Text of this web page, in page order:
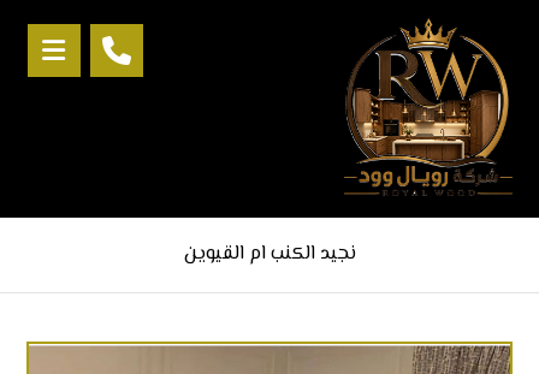
‏نجيد الكنب ام القيوين